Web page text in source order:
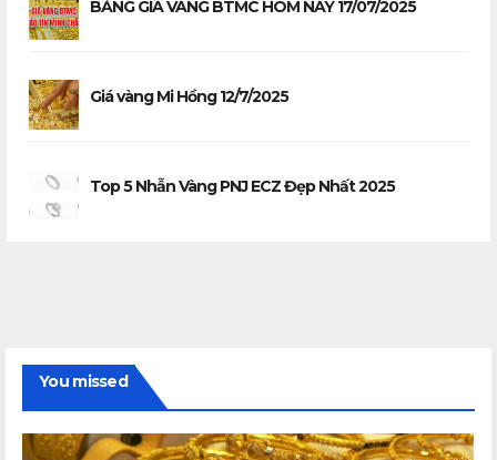
BẢNG GIÁ VÀNG BTMC HÔM NAY 17/07/2025
Giá vàng Mi Hồng 12/7/2025
Top 5 Nhẫn Vàng PNJ ECZ Đẹp Nhất 2025
You missed